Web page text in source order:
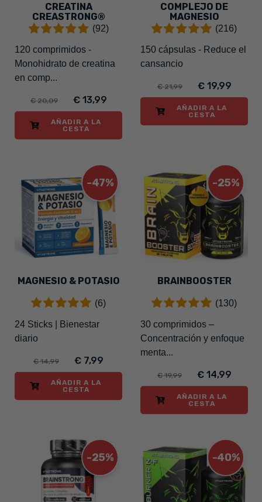
CREATINA
CREASTRONG®
(92)
120 comprimidos -
Monohidrato de creatina
en comp...
€ 20,09 € 13,99
AÑADIR A LA
CESTA
COMPLEJO DE
MAGNESIO
(216)
150 cápsulas - Reduce el
cansancio
€ 21,99 € 19,99
AÑADIR A LA
CESTA
-47%
MAGNESIO & POTASIO
(6)
24 Sticks | Bienestar
diario
€ 14,99 € 7,99
AÑADIR A LA
CESTA
-25%
BRAINBOOSTER
(130)
30 comprimidos –
Concentración y enfoque
menta...
€ 19,99 € 14,99
AÑADIR A LA
CESTA
-25% -40%